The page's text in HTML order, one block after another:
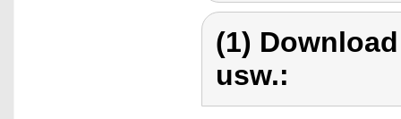
(1)
usw.: